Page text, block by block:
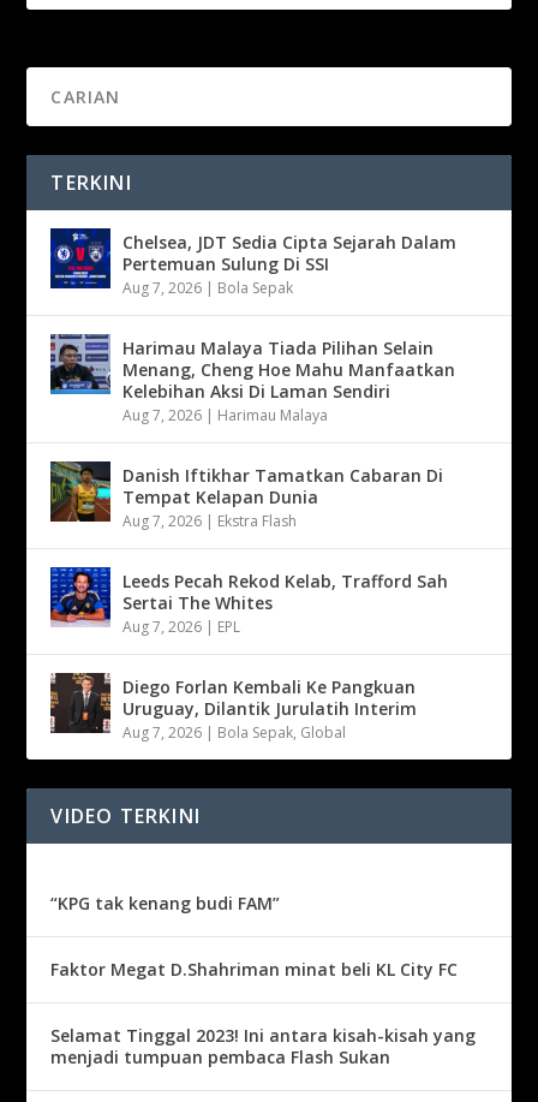
TERKINI
Chelsea, JDT Sedia Cipta Sejarah Dalam
Pertemuan Sulung Di SSI
Aug 7, 2026 | Bola Sepak
Harimau Malaya Tiada Pilihan Selain
Menang, Cheng Hoe Mahu Manfaatkan
Kelebihan Aksi Di Laman Sendiri
Aug 7, 2026 | Harimau Malaya
Danish Iftikhar Tamatkan Cabaran Di
Tempat Kelapan Dunia
Aug 7, 2026 | Ekstra Flash
Leeds Pecah Rekod Kelab, Trafford Sah
Sertai The Whites
Aug 7, 2026 | EPL
Diego Forlan Kembali Ke Pangkuan
Uruguay, Dilantik Jurulatih Interim
Aug 7, 2026 | Bola Sepak, Global
VIDEO TERKINI
“KPG tak kenang budi FAM”
Faktor Megat D.Shahriman minat beli KL City FC
Selamat Tinggal 2023! Ini antara kisah-kisah yang
menjadi tumpuan pembaca Flash Sukan